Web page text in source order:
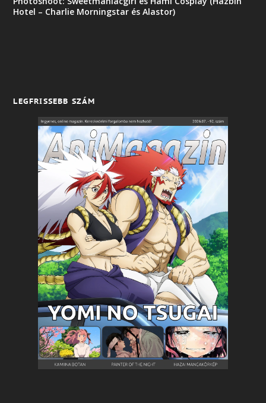
Hotel – Charlie Morningstar és Alastor)
LEGFRISSEBB SZÁM